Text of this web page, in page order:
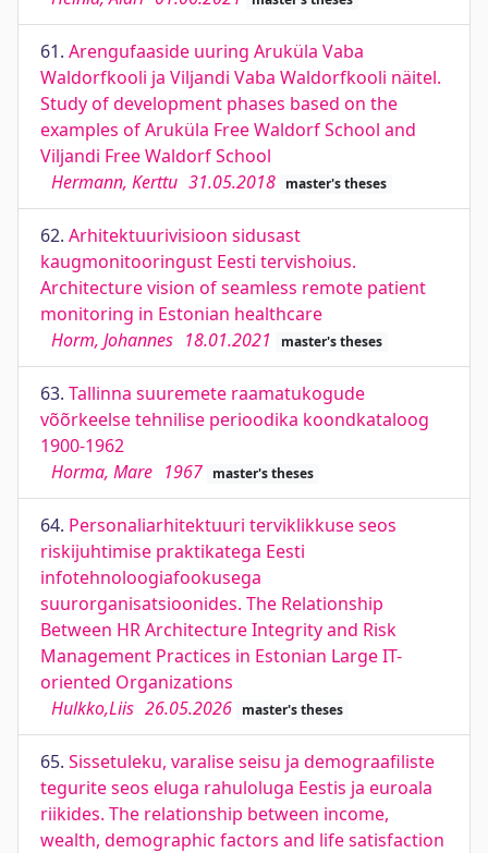
61. Arengufaaside uuring Aruküla Vaba
Waldorfkooli ja Viljandi Vaba Waldorfkooli näitel.
Study of development phases based on the
examples of Aruküla Free Waldorf School and
Viljandi Free Waldorf School
Hermann, Kerttu 31.05.2018 master's theses
62. Arhitektuurivisioon sidusast
kaugmonitooringust Eesti tervishoius.
Architecture vision of seamless remote patient
monitoring in Estonian healthcare
Horm, Johannes 18.01.2021 master's theses
63. Tallinna suuremete raamatukogude
võõrkeelse tehnilise perioodika koondkataloog
1900-1962
Horma, Mare 1967 master's theses
64. Personaliarhitektuuri terviklikkuse seos
riskijuhtimise praktikatega Eesti
infotehnoloogiafookusega
suurorganisatsioonides. The Relationship
Between HR Architecture Integrity and Risk
Management Practices in Estonian Large IT-
oriented Organizations
Hulkko,Liis 26.05.2026 master's theses
65. Sissetuleku, varalise seisu ja demograafiliste
tegurite seos eluga rahuloluga Eestis ja euroala
riikides. The relationship between income,
wealth, demographic factors and life satisfaction